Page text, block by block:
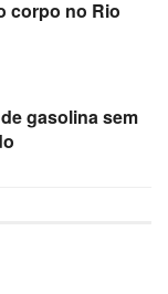
corpo no Rio
gasolina sem